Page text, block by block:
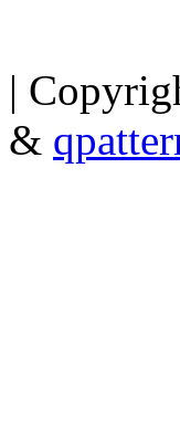
|
&